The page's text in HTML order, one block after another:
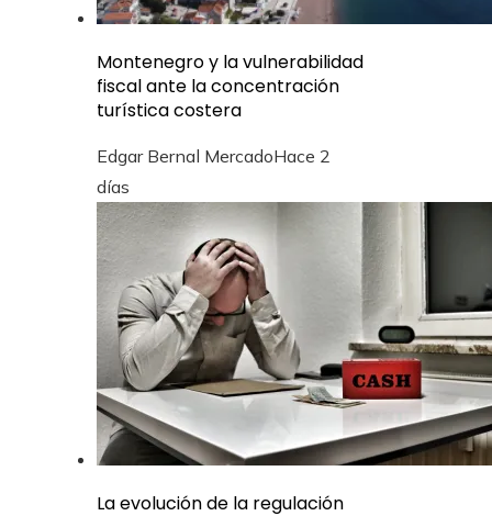
Montenegro y la vulnerabilidad
fiscal ante la concentración
turística costera
Edgar Bernal MercadoHace 2
días
La evolución de la regulación